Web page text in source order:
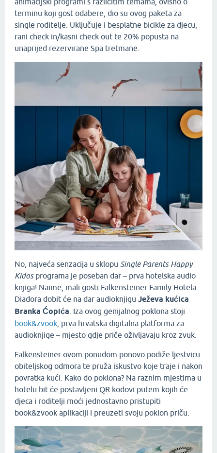
terminu koji gost odabere, dio su ovog paketa za
single roditelje. Uključuje i besplatne bicikle za djecu,
rani check in/kasni check out te 20% popusta na
unaprijed rezervirane Spa tretmane.
No, najveća senzacija u sklopu Single Parents Happy
Kidos programa je poseban dar – prva hotelska audio
knjiga! Naime, mali gosti Falkensteiner Family Hotela
Diadora dobit će na dar audioknjigu Ježeva kućica
Branka Ćopića . Iza ovog genijalnog poklona stoji
book&zvook , prva hrvatska digitalna platforma za
audioknjige – mjesto gdje priče oživljavaju kroz zvuk.
Falkensteiner ovom ponudom ponovo podiže ljestvicu
obiteljskog odmora te pruža iskustvo koje traje i nakon
povratka kući. Kako do poklona? Na raznim mjestima u
hotelu bit će postavljeni QR kodovi putem kojih će
djeca i roditelji moći jednostavno pristupiti
book&zvook aplikaciji i preuzeti svoju poklon priču.